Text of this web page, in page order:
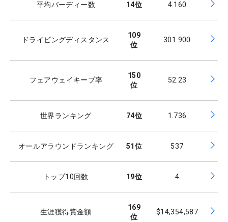
平均バーディー数 14位 4.160
ドライビングディスタンス
109
位
301.900
フェアウェイキープ率
150
位
52.23
世界ランキング 74位 1.736
オールアラウンドランキング 51位 537
トップ10回数 19位 4
生涯獲得賞金額
169
位
$14,354,587